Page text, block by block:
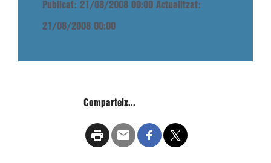
Publicat: 21/08/2008 00:00 Actualitzat:
21/08/2008 00:00
Comparteix...